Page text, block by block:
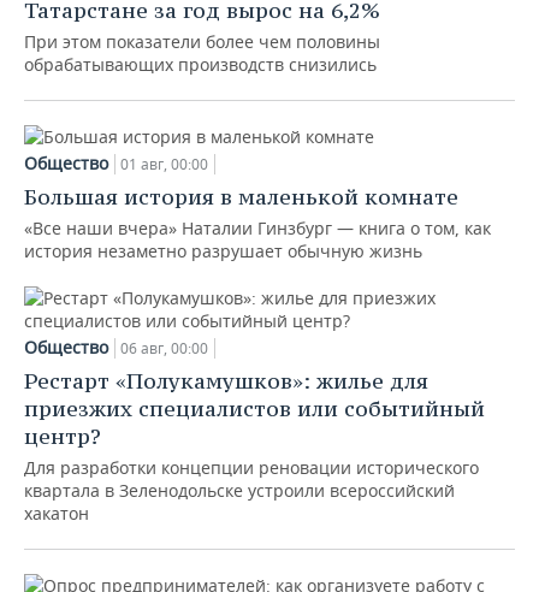
Татарстане за год вырос на 6,2%
При этом показатели более чем половины
обрабатывающих производств снизились
Общество 01 авг, 00:00
Большая история в маленькой комнате
«Все наши вчера» Наталии Гинзбург — книга о том, как
история незаметно разрушает обычную жизнь
Общество 06 авг, 00:00
Рестарт «Полукамушков»: жилье для
приезжих специалистов или событийный
центр?
Для разработки концепции реновации исторического
квартала в Зеленодольске устроили всероссийский
хакатон